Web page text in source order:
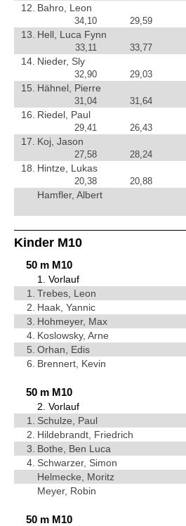
12. Bahro, Leon
34,10 29,59
13. Hell, Luca Fynn
33,11 33,77
14. Nieder, Sly
32,90 29,03
15. Hähnel, Pierre
31,04 31,64
16. Riedel, Paul
29,41 26,43
17. Koj, Jason
27,58 28,24
18. Hintze, Lukas
20,38 20,88
Hamfler, Albert
Kinder M10
50 m M10
1. Vorlauf
1.
Trebes, Leon
2. Haak, Yannic
3. Hohmeyer, Max
4. Koslowsky, Arne
5. Orhan, Edis
6. Brennert, Kevin
50 m M10
2. Vorlauf
1.
Schulze, Paul
2. Hildebrandt, Friedrich
3. Bothe, Ben Luca
4. Schwarzer, Simon
Helmecke, Moritz
Meyer, Robin
50 m M10